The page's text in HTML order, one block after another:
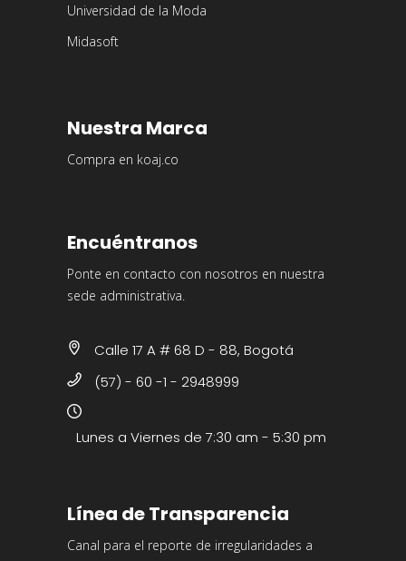
Universidad de la Moda
Midasoft
Nuestra Marca
Compra en koaj.co
Encuéntranos
Ponte en contacto con nosotros en nuestra
sede administrativa.
Calle 17 A # 68 D - 88, Bogotá
(57) - 60 -1 - 2948999
Lunes a Viernes de 7:30 am - 5:30 pm
Línea de Transparencia
Canal para el reporte de irregularidades a